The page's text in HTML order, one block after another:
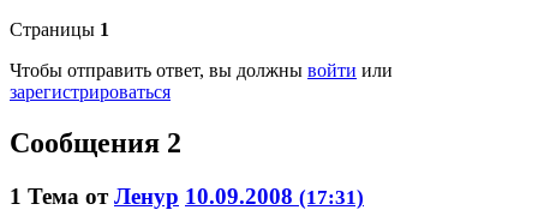
Страницы 1
Чтобы отправить ответ, вы должны войти или
зарегистрироваться
Сообщения 2
1 Тема отЛенур 10.09.2008 (17:31)